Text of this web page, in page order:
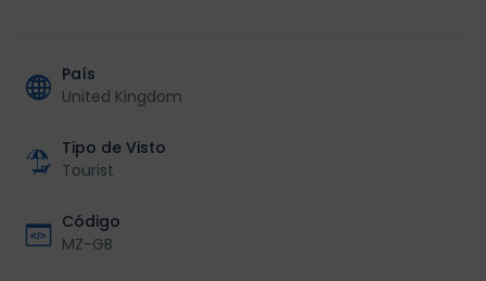
País
United Kingdom
Tipo de Visto
Tourist
Código
MZ-GB